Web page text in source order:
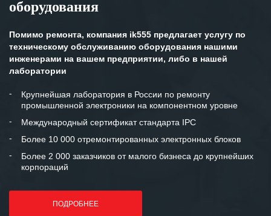
оборудования
Помимо ремонта, компания ik555 предлагает услугу по
техническому обслуживанию оборудования нашими
инженерами на вашем предприятии, либо в нашей
лаборатории
Крупнейшая лаборатория в России по ремонту
промышленной электроники на компонентном уровне
Международный сертификат стандарта IPC
Более 10 000 отремонтированных электронных блоков
Более 2 000 заказчиков от малого бизнеса до крупнейших
корпораций
ПОДРОБНЕЕ